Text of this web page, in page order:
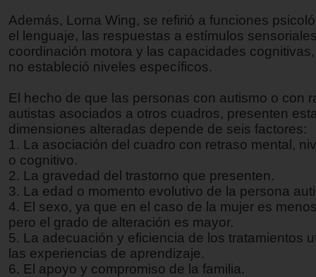
Además, Lorna Wing, se refirió a funciones
el lenguaje, las respuestas a estímulos
coordinación motora y las capacidades
no estableció niveles específicos.
El hecho de que las personas con autismo o con
autistas asociados a otros cuadros, presenten
dimensiones alteradas depende de seis factores:
1. La asociación del cuadro con retraso mental,
o cognitivo.
2. La gravedad del trastorno que presenten.
3. La edad o momento evolutivo de la persona
4. El sexo, ya que en el caso de la mujer es
pero el grado de alteración es mayor.
5. La adecuación y eficiencia de los tratamientos
las experiencias de aprendizaje.
6. El apoyo y compromiso de la familia.